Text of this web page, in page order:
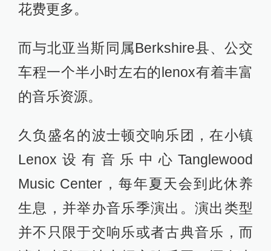
花费更多。
而与北亚当斯同属Berkshire县、公交
车程一个半小时左右的lenox有着丰富
的音乐资源。
久负盛名的波士顿交响乐团，在小镇
Lenox设有音乐中心Tanglewood
Music Center，每年夏天会到此休养
生息，并举办音乐季演出。演出类型
并不只限于交响乐或者古典音乐，而